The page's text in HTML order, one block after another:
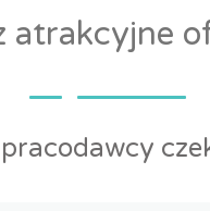
atrakcyjne